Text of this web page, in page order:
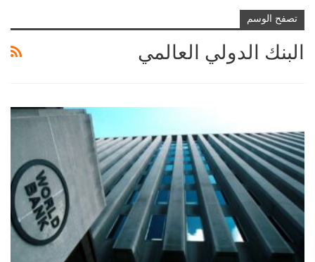
تصفح الوسم
البنك الدولي العالمي